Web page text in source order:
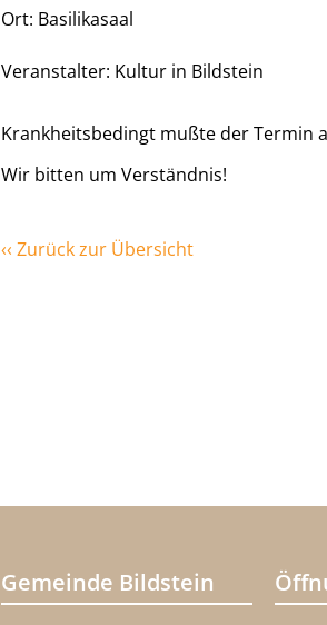
Ort: Basilikasaal
Veranstalter: Kultur in Bildstein
Krankheitsbedingt mußte der Termin
Wir bitten um Verständnis!
‹‹ Zurück zur Übersicht
Gemeinde Bildstein